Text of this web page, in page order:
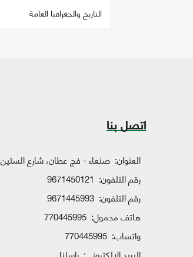
التاريخ والجغرافيا العامة
اتصل بنا
العنوان: صنعاء - فج عطان، شارع الستين
رقم التلفون: 9671450121
رقم التلفون: 9671445993
هاتف محمول: 770445995
واتساب: 770445995